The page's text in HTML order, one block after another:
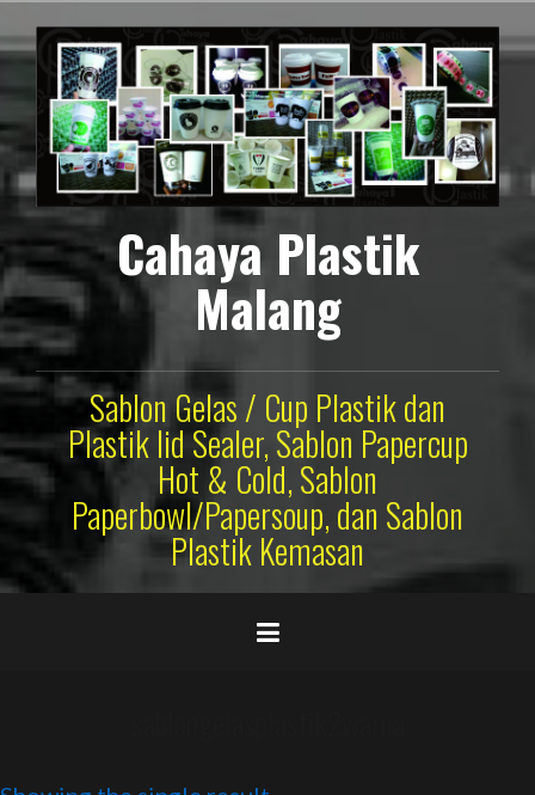
ke
konten
Cahaya Plastik
Malang
Sablon Gelas / Cup Plastik dan
Plastik lid Sealer, Sablon Papercup
Hot & Cold, Sablon
Paperbowl/Papersoup, dan Sablon
Plastik Kemasan